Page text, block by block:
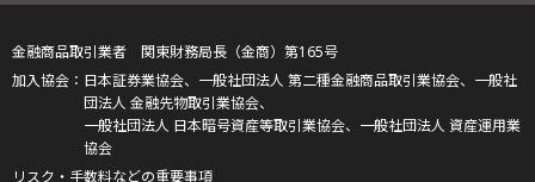
金融商品取引業者 関東財務局長（金商）第165号
日本証券業協会、一般社団法人 第二種金融商品取引業協会、一般社
団法人 金融先物取引業協会、
一般社団法人 日本暗号資産等取引業協会、一般社団法人 資産運用業
協会
リスク・手数料などの重要事項